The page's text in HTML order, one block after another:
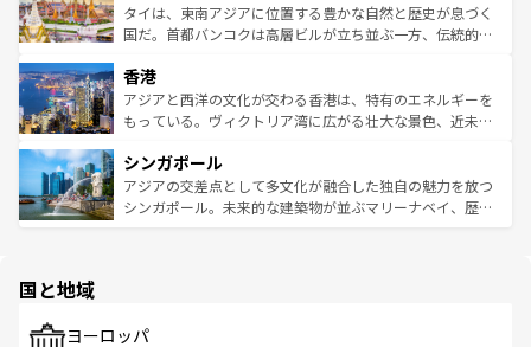
わってみてほしい。 なお、新着の韓国情報はコンテンツ一
覧を参照してほしい。
ーチミン市のフランス統治時代の建物も、独特の雰囲気を
醸し出している。また、バラエティの豊かさとおいしさで
とつ。フォーやバインミー、ベトナムコーヒーなどは、ぜ
ひ現地で味わいたい。どの地域を訪れてもあたたかい人々
が旅行者を迎えてくれるので、きっと忘れられない旅にな
参照してほしい。
タイは、東南アジアに位置する豊かな自然と歴史が息づく
国だ。首都バンコクは高層ビルが立ち並ぶ一方、伝統的な
の活気が交差している。北部ではチェンマイなどの山岳地
帯で自然と触れ合い、南部ではプーケットやクラビの美し
いビーチでリゾート気分を楽しむことができる。タイ料理
激する。気候は一年中温暖で、どの季節にも異なる楽しみ
が待っている。親しみやすいタイの人々、仏教を中心とし
た文化、そして多様な観光資源が、訪れる旅人を魅了し続
香港
アジアと西洋の文化が交わる香港は、特有のエネルギーを
もっている。ヴィクトリア湾に広がる壮大な景色、近未来
み、どこを訪れても感動するはず。観光スポットが密集し
ており、効率よく見どころを回れるのも魅力。息をのむよ
うな絶景から文化的な体験まで、香港を存分に楽しみ尽く
シンガポール
アジアの交差点として多文化が融合した独自の魅力を放つ
シンガポール。未来的な建築物が並ぶマリーナベイ、歴史
で、ホーカーズは地元の風情を楽しめる外せないスポット
国と地域
ヨーロッパ